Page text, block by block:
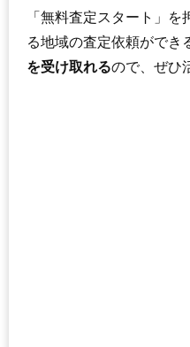
「無料査定スタート」
る地域の査定依頼ができ
を受け取れるので、ぜひ